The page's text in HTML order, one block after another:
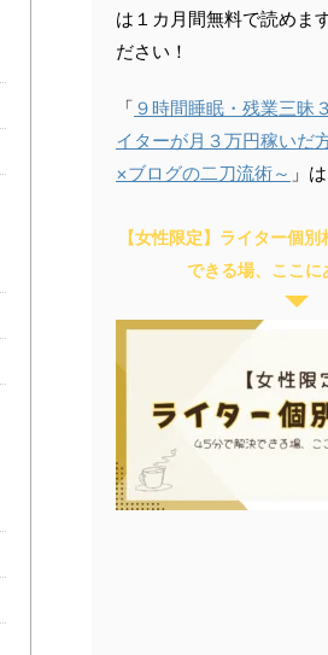
は１カ月間無料で読めま
ださい！
「 ９時間睡眠・残業三昧
イターが月３万円稼いだ
×ブログの二刀流術～ 」
【女性限定】ライター個
できる場、ここに